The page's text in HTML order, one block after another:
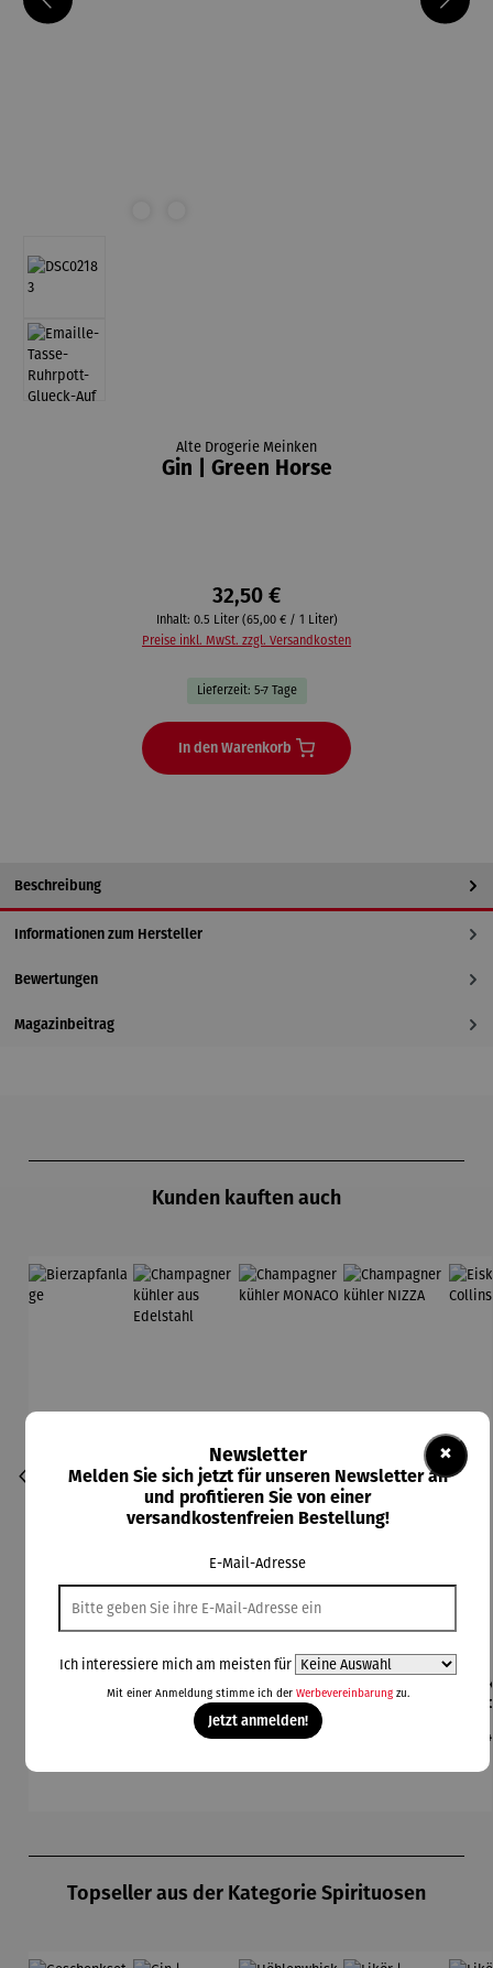
Alte Drogerie Meinken
Gin | Green Horse
32,50 €
Inhalt: 0.5 Liter (65,00 € / 1 Liter)
Preise inkl. MwSt. zzgl. Versandkosten
Lieferzeit: 5-7 Tage
In den Warenkorb
Beschreibung
Informationen zum Hersteller
Bewertungen
Magazinbeitrag
Kunden kauften auch
Champagn
erkühler
aus
Edelstahl
Regulärer Preis:
59,95 €
Champagn
erkühler
MONACO
Regulärer Preis:
249,00 €
Champagn
erkühler
Topseller aus der Kategorie Spirituosen
×
Newsletter
Melden Sie sich jetzt für unseren Newsletter an
und profitieren Sie von einer
versandkostenfreien Bestellung!
E-Mail-Adresse
Ich interessiere mich am meisten für
Mit einer Anmeldung stimme ich der Werbevereinbarungzu.
Jetzt anmelden!